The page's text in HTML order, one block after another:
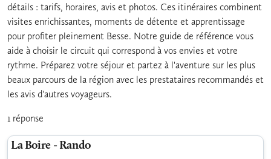
détails : tarifs, horaires, avis et photos. Ces itinéraires combinent
visites enrichissantes, moments de détente et apprentissage
pour profiter pleinement Besse. Notre guide de référence vous
aide à choisir le circuit qui correspond à vos envies et votre
rythme. Préparez votre séjour et partez à l'aventure sur les plus
beaux parcours de la région avec les prestataires recommandés et
les avis d'autres voyageurs.
1 réponse
La Boire - Rando